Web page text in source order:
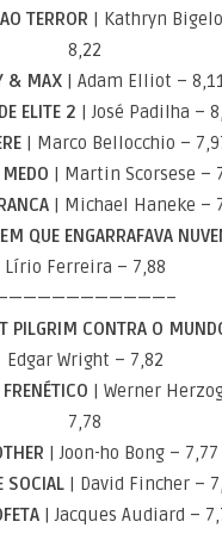
TERROR | Kathryn
8,22
& MAX| Adam Elliot –
ELITE 2 | José Padilha –
| Marco Bellocchio –
| Martin Scorsese –
| Michael Haneke –
QUE ENGARRAFAVA
Lírio Ferreira – 7,88
PILGRIM CONTRA O
Edgar Wright – 7,82
| Werner
7,78
| Joon-ho Bong – 7,77
SOCIAL | David Fincher –
| Jacques Audiard –